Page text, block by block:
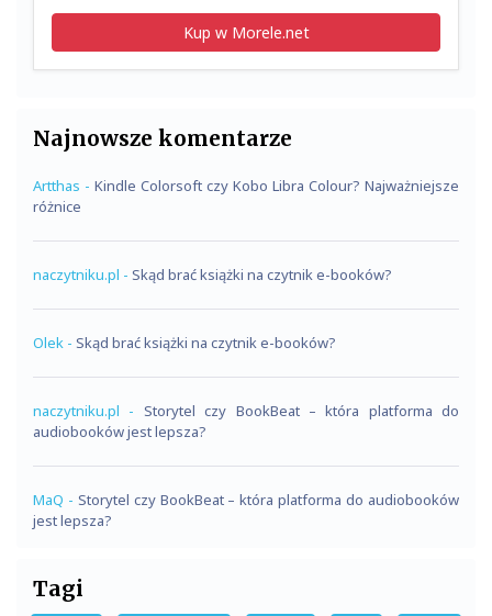
Kup w Morele.net
Najnowsze komentarze
Artthas - Kindle Colorsoft czy Kobo Libra Colour? Najważniejsze
różnice
naczytniku.pl - Skąd brać książki na czytnik e-booków?
Olek - Skąd brać książki na czytnik e-booków?
naczytniku.pl - Storytel czy BookBeat – która platforma do
audiobooków jest lepsza?
MaQ - Storytel czy BookBeat – która platforma do audiobooków
jest lepsza?
Tagi